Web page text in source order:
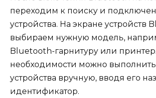
переходим к поиску и
устройства. На экране устройств
выбираем нужную модель,
Bluetooth-гарнитуру или
необходимости можно
устройства вручную, вводя его
идентификатор.